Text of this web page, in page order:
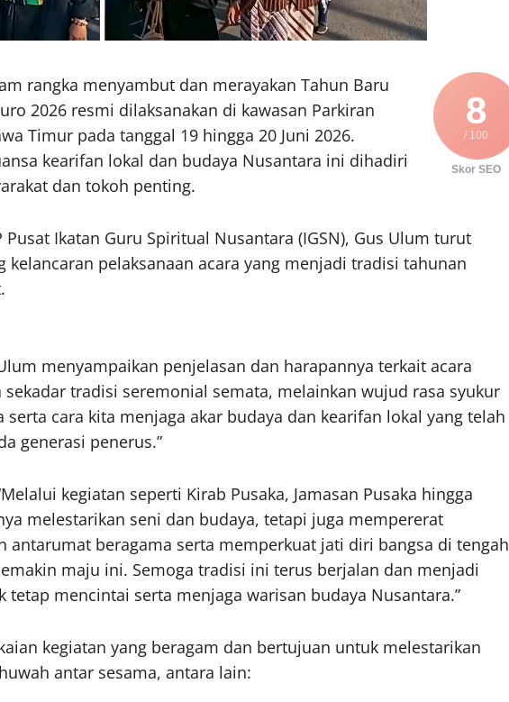
8
/ 100
Skor SEO
rangka menyambut dan merayakan Tahun Baru
2026 resmi dilaksanakan di kawasan Parkiran
Timur pada tanggal 19 hingga 20 Juni 2026.
kearifan lokal dan budaya Nusantara ini dihadiri
dan tokoh penting.
Pusat Ikatan Guru Spiritual Nusantara (IGSN), Gus Ulum turut
kelancaran pelaksanaan acara yang menjadi tradisi tahunan
menyampaikan penjelasan dan harapannya terkait acara
sekadar tradisi seremonial semata, melainkan wujud rasa syukur
serta cara kita menjaga akar budaya dan kearifan lokal yang telah
generasi penerus.”
kegiatan seperti Kirab Pusaka, Jamasan Pusaka hingga
melestarikan seni dan budaya, tetapi juga mempererat
antarumat beragama serta memperkuat jati diri bangsa di tengah
maju ini. Semoga tradisi ini terus berjalan dan menjadi
mencintai serta menjaga warisan budaya Nusantara.”
kegiatan yang beragam dan bertujuan untuk melestarikan
antar sesama, antara lain: